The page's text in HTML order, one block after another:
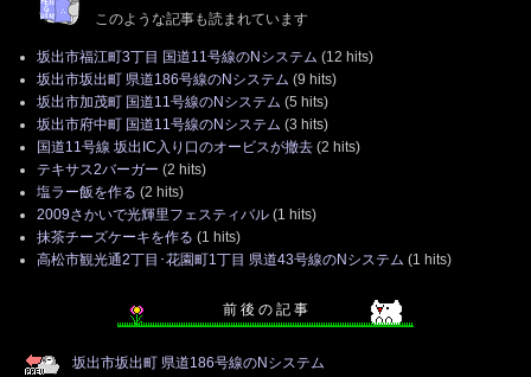
このような記事も読まれています
坂出市福江町3丁目 国道11号線のNシステム (12 hits)
坂出市坂出町 県道186号線のNシステム (9 hits)
坂出市加茂町 国道11号線のNシステム (5 hits)
坂出市府中町 国道11号線のNシステム (3 hits)
国道11号線 坂出IC入り口のオービスが撤去 (2 hits)
テキサス2バーガー (2 hits)
塩ラー飯を作る (2 hits)
2009さかいで光輝里フェスティバル (1 hits)
抹茶チーズケーキを作る (1 hits)
高松市観光通2丁目･花園町1丁目 県道43号線のNシステム (1 hits)
前 後 の 記 事
坂出市坂出町 県道186号線のNシステム